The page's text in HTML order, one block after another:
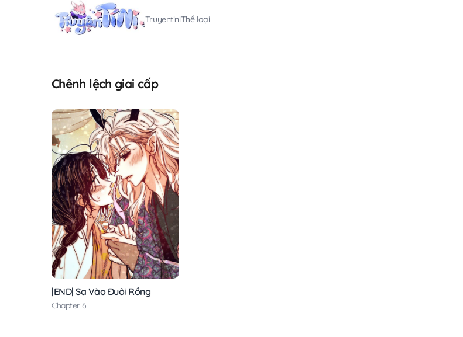
TruyentiniThể loại
Chênh lệch giai cấp
|END| Sa Vào Đuôi Rồng
Chapter 6